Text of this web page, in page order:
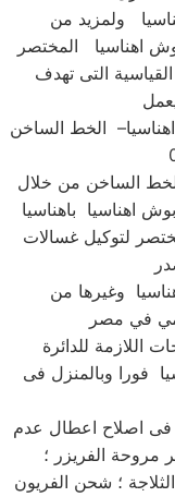
ولمزيد من
التى تهدف
الخط الساخن
الساخن من خلال
لتوكيل غسالات
وغيرها من
اللازمة للدائرة
فورا وبالمنزل فى
فى اصلاح اعطال عدم
مروحة الفريزر ؛
؛ شحن الفريون